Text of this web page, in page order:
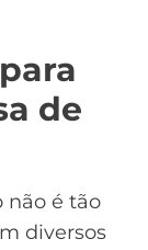
de
não é tão
diversos